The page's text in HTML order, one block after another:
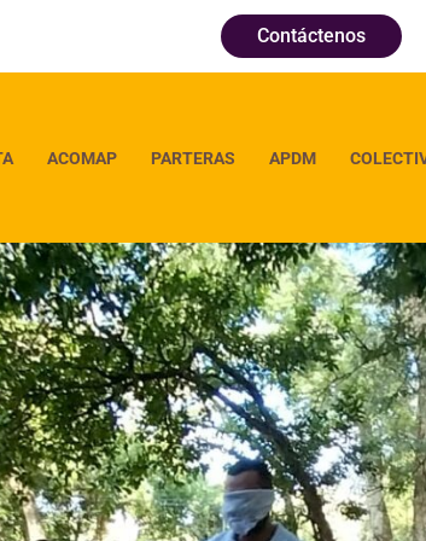
Contáctenos
ACOMAP PARTERAS APDM